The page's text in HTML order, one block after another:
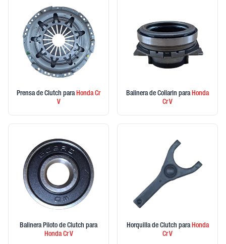
Prensa de Clutch paraHondaCr
V
Balinera de Collarin paraHonda
Cr V
Balinera Piloto de Clutch para
HondaCr V
Horquilla de Clutch paraHonda
Cr V